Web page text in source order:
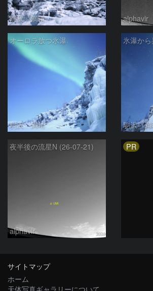
駒沢 満晴 alphavir
オーロラ放つ氷瀑
駒沢 満晴 駒沢 満
夜半後の流星N (26-07-21)
alphavir
PR
サイトマップ
ホーム
天体写真ギャラリーについて